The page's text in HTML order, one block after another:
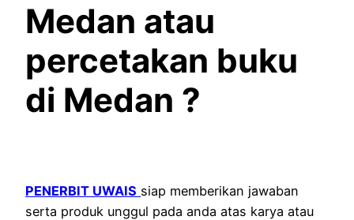
Medan atau
percetakan buku
di Medan ?
PENERBIT UWAIS siap memberikan jawaban
serta produk unggul pada anda atas karya atau